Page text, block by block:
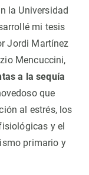
la Universidad
mi tesis
Jordi Martínez
Mencuccini,
a la sequía
que
al estrés, los
y el
primario y